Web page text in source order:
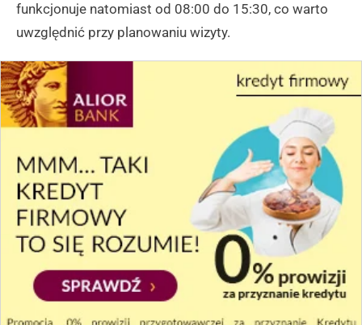
funkcjonuje natomiast od 08:00 do 15:30, co warto
uwzględnić przy planowaniu wizyty.